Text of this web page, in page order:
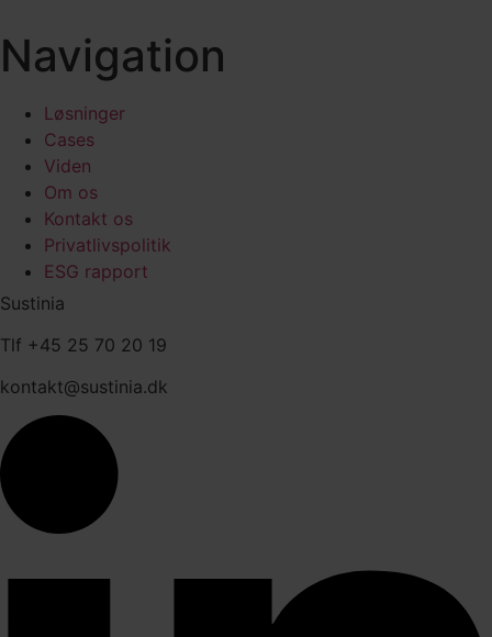
Navigation
Løsninger
Cases
Viden
Om os
Kontakt os
Privatlivspolitik
ESG rapport
Sustinia
Tlf +45 25 70 20 19
kontakt@sustinia.dk